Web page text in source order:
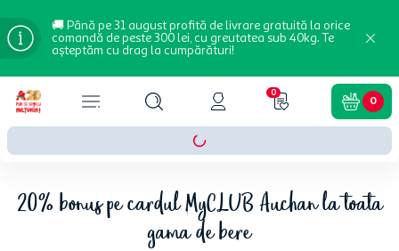
🚚 Până pe 31 august profită de livrare gratuită la orice
comandă de peste 300 lei, cu greutatea sub 40kg. Te
așteptăm cu drag la cumpărături!
0
0
20% bonus pe cardul MyCLUB Auchan la toata
gama de bere